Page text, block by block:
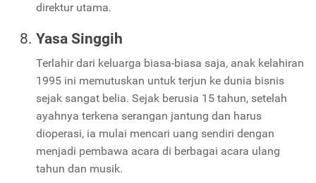
direktur utama.
Yasa Singgih
Terlahir dari keluarga biasa-biasa saja, anak kelahiran
1995 ini memutuskan untuk terjun ke dunia bisnis
sejak sangat belia. Sejak berusia 15 tahun, setelah
ayahnya terkena serangan jantung dan harus
dioperasi, ia mulai mencari uang sendiri dengan
menjadi pembawa acara di berbagai acara ulang
tahun dan musik.